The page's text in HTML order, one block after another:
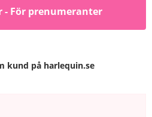
- För prenumeranter
kund på harlequin.se